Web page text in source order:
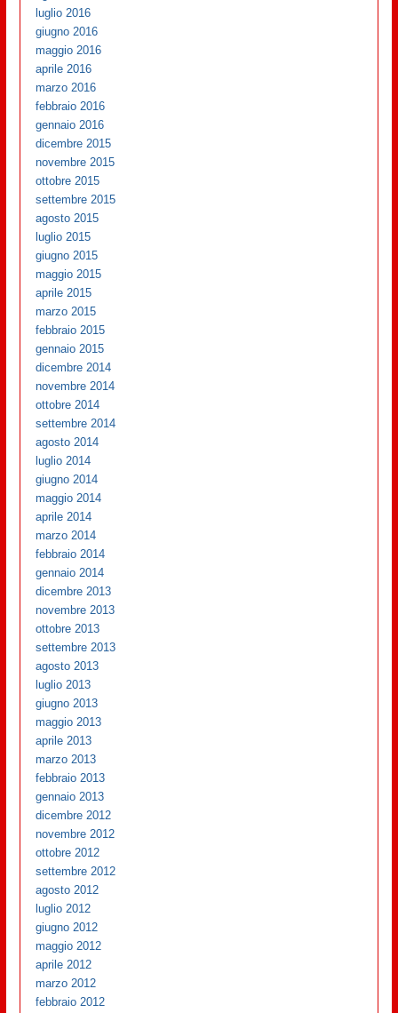
luglio 2016
giugno 2016
maggio 2016
aprile 2016
marzo 2016
febbraio 2016
gennaio 2016
dicembre 2015
novembre 2015
ottobre 2015
settembre 2015
agosto 2015
luglio 2015
giugno 2015
maggio 2015
aprile 2015
marzo 2015
febbraio 2015
gennaio 2015
dicembre 2014
novembre 2014
ottobre 2014
settembre 2014
agosto 2014
luglio 2014
giugno 2014
maggio 2014
aprile 2014
marzo 2014
febbraio 2014
gennaio 2014
dicembre 2013
novembre 2013
ottobre 2013
settembre 2013
agosto 2013
luglio 2013
giugno 2013
maggio 2013
aprile 2013
marzo 2013
febbraio 2013
gennaio 2013
dicembre 2012
novembre 2012
ottobre 2012
settembre 2012
agosto 2012
luglio 2012
giugno 2012
maggio 2012
aprile 2012
marzo 2012
febbraio 2012